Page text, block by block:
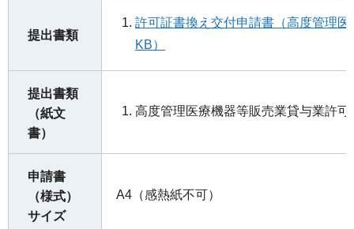
提出書類
許可証書換え交付申請書（高度管理
KB）
提出書類
（紙文
書）
高度管理医療機器等販売業貸与業許可
申請書
（様式）
サイズ
A4（感熱紙不可）